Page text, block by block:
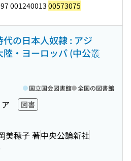
001240013 00573075
代の日本人奴隷 : アジ
陸・ヨーロッパ (中公叢
図書
美穂子 著中央公論新社
国立国会図書館 全国の図書館